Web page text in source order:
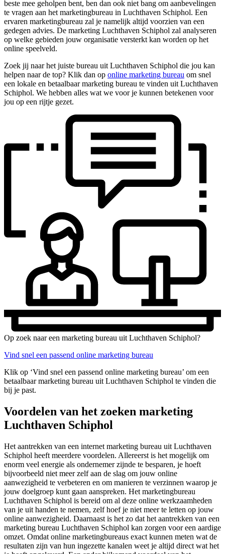
beste mee geholpen bent, ben dan ook niet bang om aanbevelingen
te vragen aan het marketingbureau in Luchthaven Schiphol. Een
ervaren marketingbureau zal je namelijk altijd voorzien van een
gedegen advies. De marketing Luchthaven Schiphol zal analyseren
op welke gebieden jouw organisatie versterkt kan worden op het
online speelveld.
Zoek jij naar het juiste bureau uit Luchthaven Schiphol die jou kan
helpen naar de top? Klik dan op online marketing bureau om snel
een lokale en betaalbaar marketing bureau te vinden uit Luchthaven
Schiphol. We hebben alles wat we voor je kunnen betekenen voor
jou op een rijtje gezet.
Op zoek naar een marketing bureau uit Luchthaven Schiphol?
Vind snel een passend online marketing bureau
Klik op ‘Vind snel een passend online marketing bureau’ om een
betaalbaar marketing bureau uit Luchthaven Schiphol te vinden die
bij je past.
Voordelen van het zoeken marketing
Luchthaven Schiphol
Het aantrekken van een internet marketing bureau uit Luchthaven
Schiphol heeft meerdere voordelen. Allereerst is het mogelijk om
enorm veel energie als ondernemer zijnde te besparen, je hoeft
bijvoorbeeld niet meer zelf aan de slag om jouw online
aanwezigheid te verbeteren en om manieren te verzinnen waarop je
jouw doelgroep kunt gaan aanspreken. Het marketingbureau
Luchthaven Schiphol is bereid om al deze online werkzaamheden
van je uit handen te nemen, zelf hoef je niet meer te letten op jouw
online aanwezigheid. Daarnaast is het zo dat het aantrekken van een
marketing bureau Luchthaven Schiphol kan zorgen voor een aardige
omzet. Omdat online marketingbureaus exact kunnen meten wat de
resultaten zijn van hun ingezette kanalen weet je altijd direct wat het